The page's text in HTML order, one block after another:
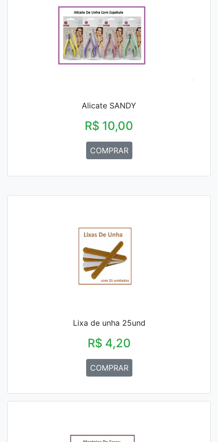
Alicate SANDY
R$ 10,00
COMPRAR
Lixa de unha 25und
R$ 4,20
COMPRAR